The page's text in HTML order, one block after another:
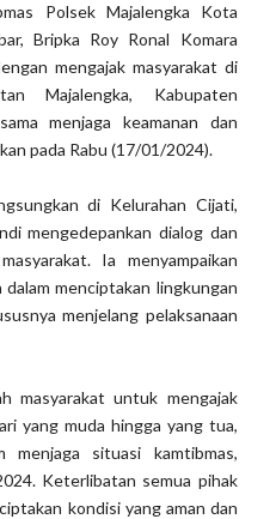
Polsek Majalengka Kota
Bripka Roy Ronal Komara
mengajak masyarakat di
Majalengka, Kabupaten
menjaga keamanan dan
pada Rabu (17/01/2024).
di Kelurahan Cijati,
mengedepankan dialog dan
Ia menyampaikan
menciptakan lingkungan
menjelang pelaksanaan
masyarakat untuk mengajak
yang muda hingga yang tua,
situasi kamtibmas,
Keterlibatan semua pihak
kondisi yang aman dan